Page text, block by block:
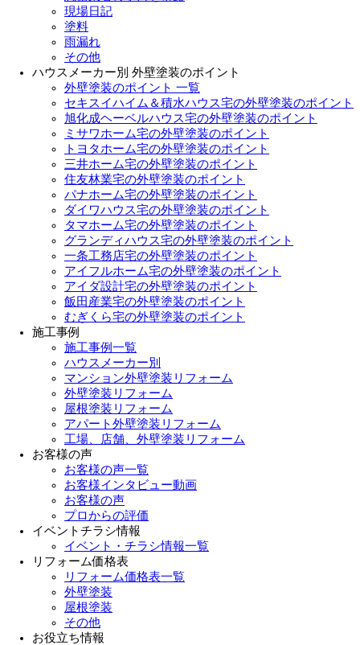
現場日記
塗料
雨漏れ
その他
ハウスメーカー別 外壁塗装のポイント
外壁塗装のポイント 一覧
セキスイハイム＆積水ハウス宅の外壁塗装のポイント
旭化成ヘーベルハウス宅の外壁塗装のポイント
ミサワホーム宅の外壁塗装のポイント
トヨタホーム宅の外壁塗装のポイント
三井ホーム宅の外壁塗装のポイント
住友林業宅の外壁塗装のポイント
パナホーム宅の外壁塗装のポイント
ダイワハウス宅の外壁塗装のポイント
タマホーム宅の外壁塗装のポイント
グランディハウス宅の外壁塗装のポイント
一条工務店宅の外壁塗装のポイント
アイフルホーム宅の外壁塗装のポイント
アイダ設計宅の外壁塗装のポイント
飯田産業宅の外壁塗装のポイント
むぎくら宅の外壁塗装のポイント
施工事例
施工事例一覧
ハウスメーカー別
マンション外壁塗装リフォーム
外壁塗装リフォーム
屋根塗装リフォーム
アパート外壁塗装リフォーム
工場、店舗、外壁塗装リフォーム
お客様の声
お客様の声一覧
お客様インタビュー動画
お客様の声
プロからの評価
イベントチラシ情報
イベント・チラシ情報一覧
リフォーム価格表
リフォーム価格表一覧
外壁塗装
屋根塗装
その他
お役立ち情報